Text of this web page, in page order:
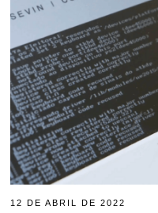
12 DE ABRIL DE 2022